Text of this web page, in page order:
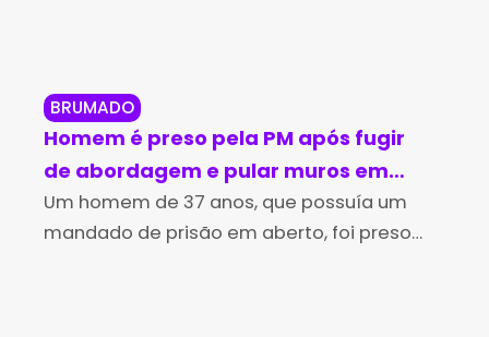
BRUMADO
Homem é preso pela PM após fugir
de abordagem e pular muros em
Brumado
Um homem de 37 anos, que possuía um
mandado de prisão em aberto, foi preso